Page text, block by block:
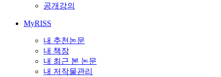
공개강의
MyRISS
내 추천논문
내 책장
내 최근 본 논문
내 저작물관리